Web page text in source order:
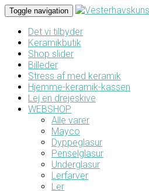
Toggle navigation
Det vi tilbyder
Keramikbutik
Shop slider
Billeder
Stress af med keramik
Hjemme-keramik-kassen
Lej en drejeskive
WEBSHOP
Alle varer
Mayco
Dyppeglasur
Penselglasur
Underglasur
Lerfarver
Ler